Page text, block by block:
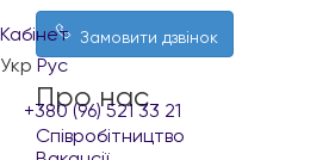
Кабінет
Укр Рус
+380 (96) 521 33 21
Замовити дзвінок
Про нас
Співробітництво